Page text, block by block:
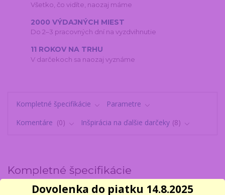
Všetko, čo vidíte, naozaj máme
2000 VÝDAJNÝCH MIEST
Do 2–3 pracovných dní na vyzdvihnutie
11 ROKOV NA TRHU
V darčekoch sa naozaj vyznáme
Kompletné špecifikácie
Parametre
Komentáre
0 Inšpirácia na ďalšie darčeky 8
Kompletné špecifikácie
Keramická pokladnička ve tvaru zlaté cihly je velice zajímavý a
Dovolenka do piatku 14.8.2025